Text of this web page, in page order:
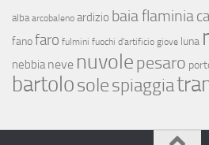
alba arcobaleno ardizio baia flaminia
fanofaro fulmini fuochi d'artificio giove luna
nebbia neve nuvolepesaro
bartolosolespiaggia